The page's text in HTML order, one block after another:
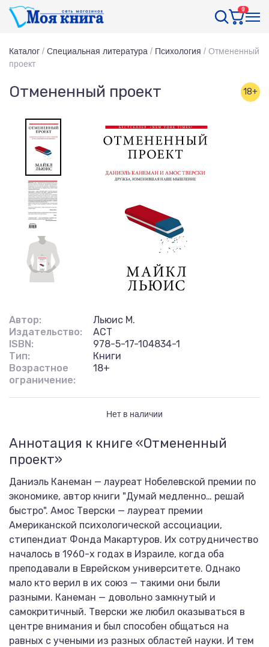
0
Каталог / Специальная литература / Психология / Отмененный
проект
Отмененный проект 18+
Автор:
Льюис М.
Издательство:
АСТ
ISBN:
978-5-17-104834-1
Тип:
Книги
Возрастное
ограничение:
18+
Нет в наличии
Аннотация к книге «Отмененный
проект»
Даниэль Канеман — лауреат Нобелевской премии по
экономике, автор книги "Думай медленно… решай
быстро". Амос Тверски — лауреат премии
Американской психологической ассоциации,
стипендиат Фонда Макартуров. Их сотрудничество
началось в 1960-х годах в Израиле, когда оба
преподавали в Еврейском университете. Однако
мало кто верил в их союз — такими они были
разными. Канеман — довольно замкнутый и
самокритичный. Тверски же любил оказываться в
центре внимания и был способен общаться на
равных с учеными из разных областей науки. И тем